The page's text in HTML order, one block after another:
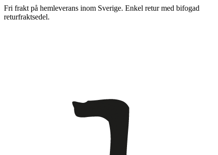
Fri frakt på hemleverans inom Sverige. Enkel retur med bifogad
returfraktsedel.